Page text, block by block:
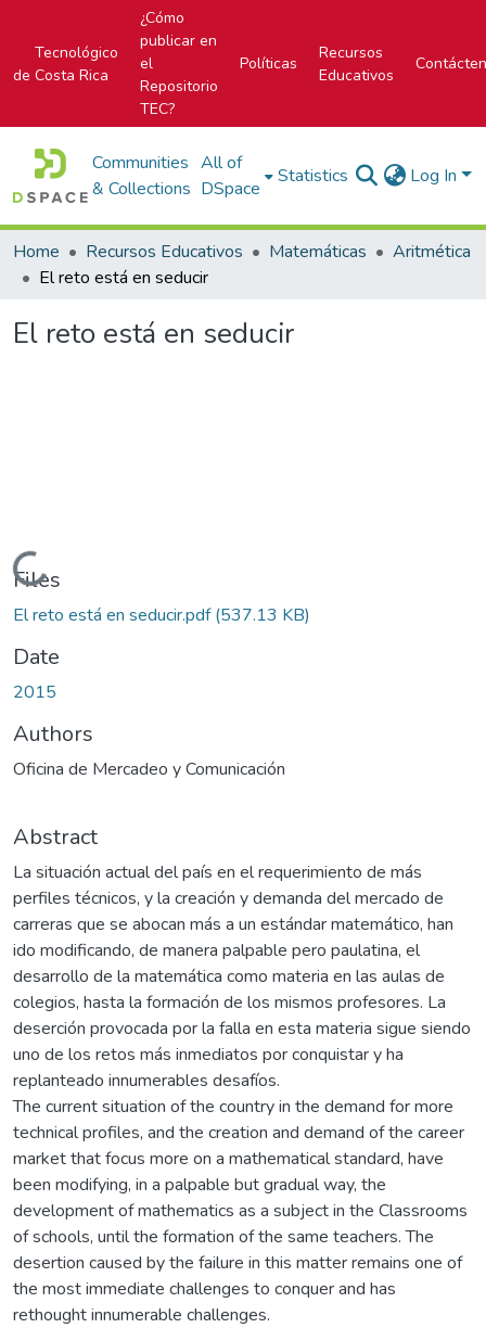
Tecnológico
de Costa Rica
¿Cómo
publicar en
el
Repositorio
TEC?
Políticas
Recursos
Educativos
Communities
& Collections
All of
DSpace
Statistics Log In
Home Recursos Educativos Matemáticas
Aritmética
El reto está en seducir
El reto está en seducir
Loading...
Files
El reto está en seducir.pdf(537.13 KB)
Date
2015
Authors
Oficina de Mercadeo y Comunicación
Abstract
La situación actual del país en el requerimiento de más
perfiles técnicos, y la creación y demanda del mercado de
carreras que se abocan más a un estándar matemático, han
ido modificando, de manera palpable pero paulatina, el
desarrollo de la matemática como materia en las aulas de
colegios, hasta la formación de los mismos profesores. La
deserción provocada por la falla en esta materia sigue siendo
uno de los retos más inmediatos por conquistar y ha
replanteado innumerables desafíos.
The current situation of the country in the demand for more
technical profiles, and the creation and demand of the career
market that focus more on a mathematical standard, have
been modifying, in a palpable but gradual way, the
development of mathematics as a subject in the Classrooms
of schools, until the formation of the same teachers. The
desertion caused by the failure in this matter remains one of
the most immediate challenges to conquer and has
rethought innumerable challenges.